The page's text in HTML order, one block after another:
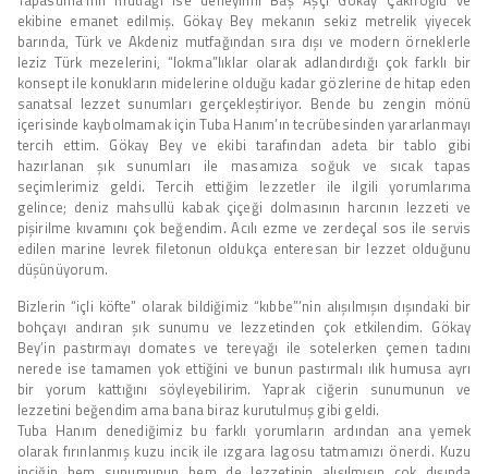
ekibine emanet edilmiş. Gökay Bey mekanın sekiz metrelik yiyecek
barında, Türk ve Akdeniz mutfağından sıra dışı ve modern örneklerle
leziz Türk mezelerini, “lokma”lıklar olarak adlandırdığı çok farklı bir
konsept ile konukların midelerine olduğu kadar gözlerine de hitap eden
sanatsal lezzet sunumları gerçekleştiriyor. Bende bu zengin mönü
içerisinde kaybolmamak için Tuba Hanım’ın tecrübesinden yararlanmayı
tercih ettim. Gökay Bey ve ekibi tarafından adeta bir tablo gibi
hazırlanan şık sunumları ile masamıza soğuk ve sıcak tapas
seçimlerimiz geldi. Tercih ettiğim lezzetler ile ilgili yorumlarıma
gelince; deniz mahsullü kabak çiçeği dolmasının harcının lezzeti ve
pişirilme kıvamını çok beğendim. Acılı ezme ve zerdeçal sos ile servis
edilen marine levrek filetonun oldukça enteresan bir lezzet olduğunu
düşünüyorum.
Bizlerin “içli köfte” olarak bildiğimiz “kıbbe”’nin alışılmışın dışındaki bir
bohçayı andıran şık sunumu ve lezzetinden çok etkilendim. Gökay
Bey’in pastırmayı domates ve tereyağı ile sotelerken çemen tadını
nerede ise tamamen yok ettiğini ve bunun pastırmalı ılık humusa ayrı
bir yorum kattığını söyleyebilirim. Yaprak ciğerin sunumunun ve
lezzetini beğendim ama bana biraz kurutulmuş gibi geldi.
Tuba Hanım denediğimiz bu farklı yorumların ardından ana yemek
olarak fırınlanmış kuzu incik ile ızgara lagosu tatmamızı önerdi. Kuzu